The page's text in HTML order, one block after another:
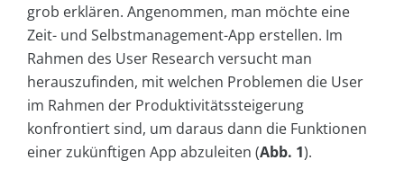
grob erklären. Angenommen, man möchte eine
Zeit- und Selbstmanagement-App erstellen. Im
Rahmen des User Research versucht man
herauszufinden, mit welchen Problemen die User
im Rahmen der Produktivitätssteigerung
konfrontiert sind, um daraus dann die Funktionen
einer zukünftigen App abzuleiten (Abb. 1).